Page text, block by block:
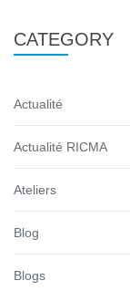
CATEGORY
Actualité
Actualité RICMA
Ateliers
Blog
Blogs